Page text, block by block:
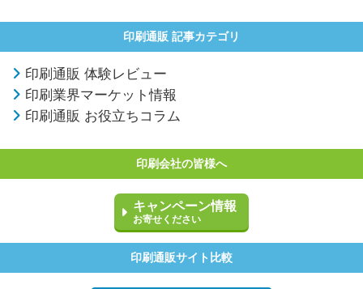
印刷通販 記事カテゴリ
印刷通販 体験レビュー
印刷業界マーケット情報
印刷通販 お役立ちコラム
印刷会社の皆様へ
キャンペーン情報
お寄せください
印刷通販サイト比較